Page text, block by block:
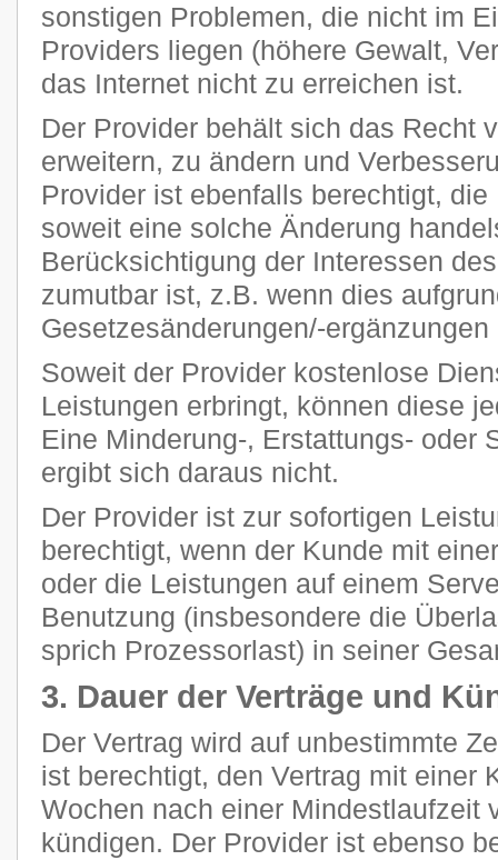
sonstigen Problemen, die nicht im
Providers liegen (höhere Gewalt,
das Internet nicht zu erreichen ist.
Der Provider behält sich das Recht
erweitern, zu ändern und
Provider ist ebenfalls berechtigt,
soweit eine solche Änderung
Berücksichtigung der Interessen
zumutbar ist, z.B. wenn dies
Gesetzesänderungen/-
Soweit der Provider kostenlose
Leistungen erbringt, können diese
Eine Minderung-, Erstattungs- oder
ergibt sich daraus nicht.
Der Provider ist zur sofortigen
berechtigt, wenn der Kunde mit
oder die Leistungen auf einem
Benutzung (insbesondere die
sprich Prozessorlast) in seiner
3. Dauer der Verträge und
Der Vertrag wird auf unbestimmte
ist berechtigt, den Vertrag mit einer
Wochen nach einer Mindestlaufzeit
kündigen. Der Provider ist ebenso